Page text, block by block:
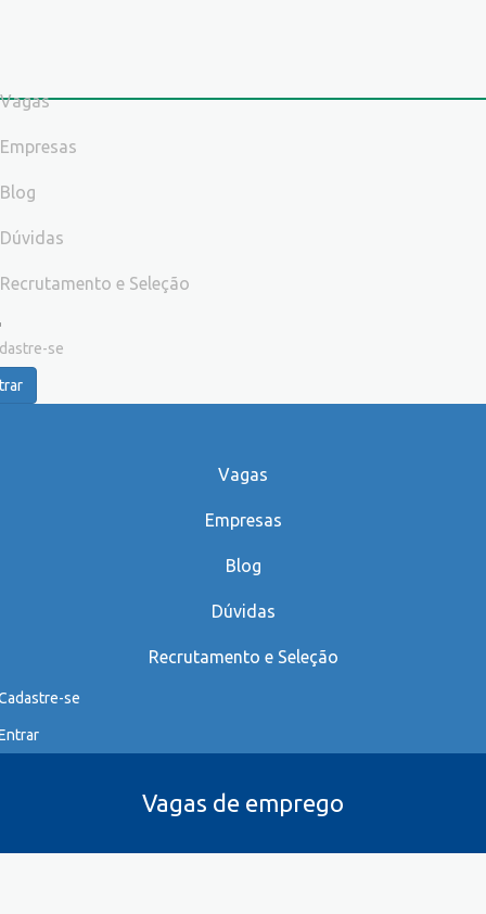
Vagas
Empresas
Blog
Dúvidas
Recrutamento e Seleção
se
Vagas
Empresas
Blog
Dúvidas
Recrutamento e Seleção
se
Vagas de emprego